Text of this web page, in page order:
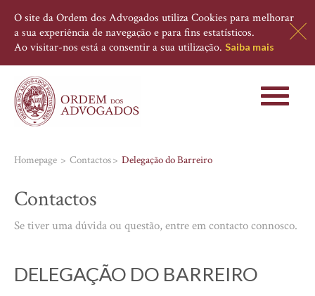
O site da Ordem dos Advogados utiliza Cookies para melhorar
a sua experiência de navegação e para fins estatísticos.
Ao visitar-nos está a consentir a sua utilização. Saiba mais
Toggle
Homepage Contactos Delegação do Barreiro
Contactos
Se tiver uma dúvida ou questão, entre em contacto connosco.
DELEGAÇÃO DO BARREIRO